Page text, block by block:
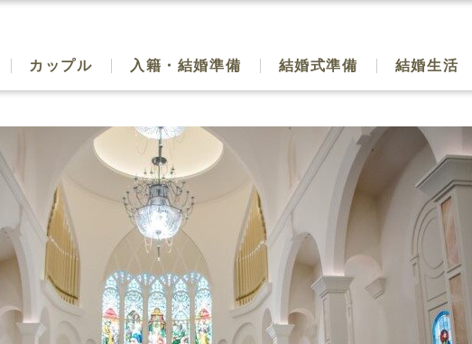
カップル 入籍・結婚準備 結婚式準備 結婚生活